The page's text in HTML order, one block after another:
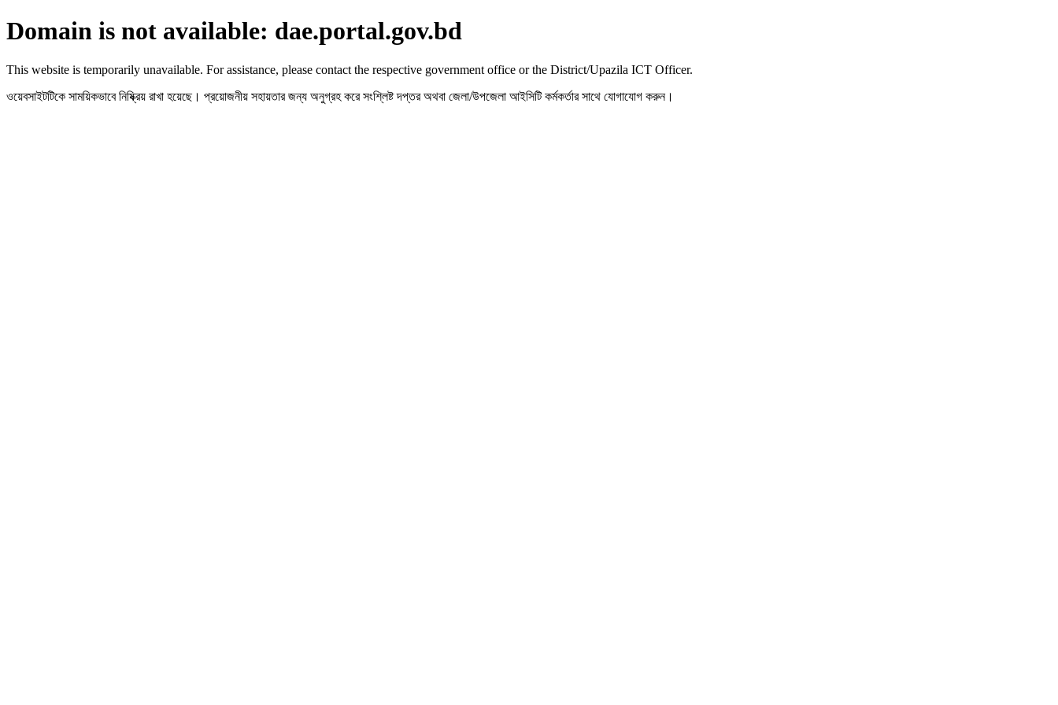
Domain is not available: dae.portal.gov.bd
This website is temporarily unavailable. For assistance, please contact the respective government office or the District/Upazila ICT Officer.
ওয়েবসাইটটিকে সাময়িকভাবে নিষ্ক্রিয় রাখা হয়েছে। প্রয়োজনীয় সহায়তার জন্য অনুগ্রহ করে সংশ্লিষ্ট দপ্তর অথবা জেলা/উপজেলা আইসিটি কর্মকর্তার সাথে যোগাযোগ করুন।